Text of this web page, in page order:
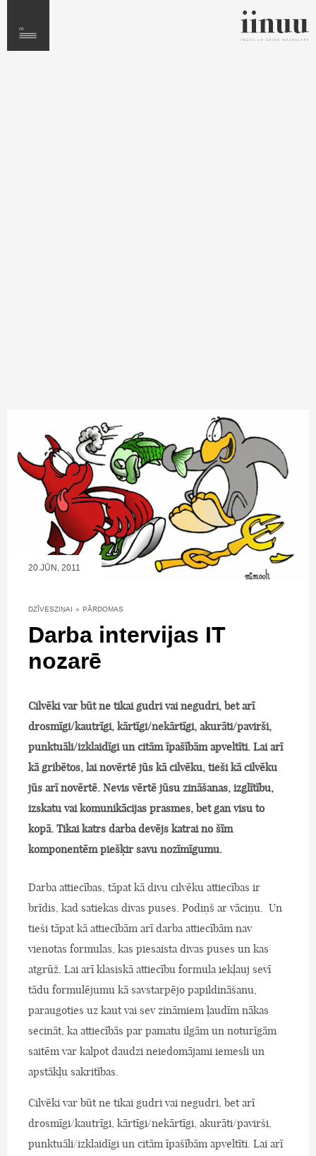
20.JŪN, 2011
DZĪVESZIŅAI » PĀRDOMAS
Darba intervijas IT
nozarē
Cilvēki var būt ne tikai gudri vai negudri, bet arī
drosmīgi/kautrīgi, kārtīgi/nekārtīgi, akurāti/pavirši,
punktuāli/izklaidīgi un citām īpašībām apveltīti. Lai arī
kā gribētos, lai novērtē jūs kā cilvēku, tieši kā cilvēku
jūs arī novērtē. Nevis vērtē jūsu zināšanas, izglītību,
izskatu vai komunikācijas prasmes, bet gan visu to
kopā. Tikai katrs darba devējs katrai no šīm
komponentēm piešķir savu nozīmīgumu.
Darba attiecības, tāpat kā divu cilvēku attiecības ir
brīdis, kad satiekas divas puses. Podiņš ar vāciņu. Un
tieši tāpat kā attiecībām arī darba attiecībām nav
vienotas formulas, kas piesaista divas puses un kas
atgrūž. Lai arī klasiskā attiecību formula iekļauj sevī
tādu formulējumu kā savstarpējo papildināšanu,
paraugoties uz kaut vai sev zināmiem ļaudīm nākas
secināt, ka attiecībās par pamatu ilgām un noturīgām
saitēm var kalpot daudzi neiedomājami iemesli un
apstākļu sakritības.
Cilvēki var būt ne tikai gudri vai negudri, bet arī
drosmīgi/kautrīgi, kārtīgi/nekārtīgi, akurāti/pavirši,
punktuāli/izklaidīgi un citām īpašībām apveltīti. Lai arī